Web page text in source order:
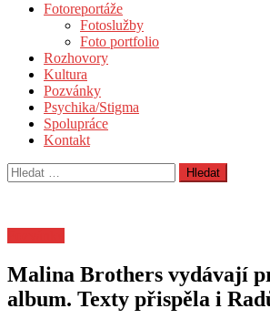
Fotoreportáže
Fotoslužby
Foto portfolio
Rozhovory
Kultura
Pozvánky
Psychika/Stigma
Spolupráce
Kontakt
Vyhledávání
Malina Brothers vydávají
album. Texty přispěla i